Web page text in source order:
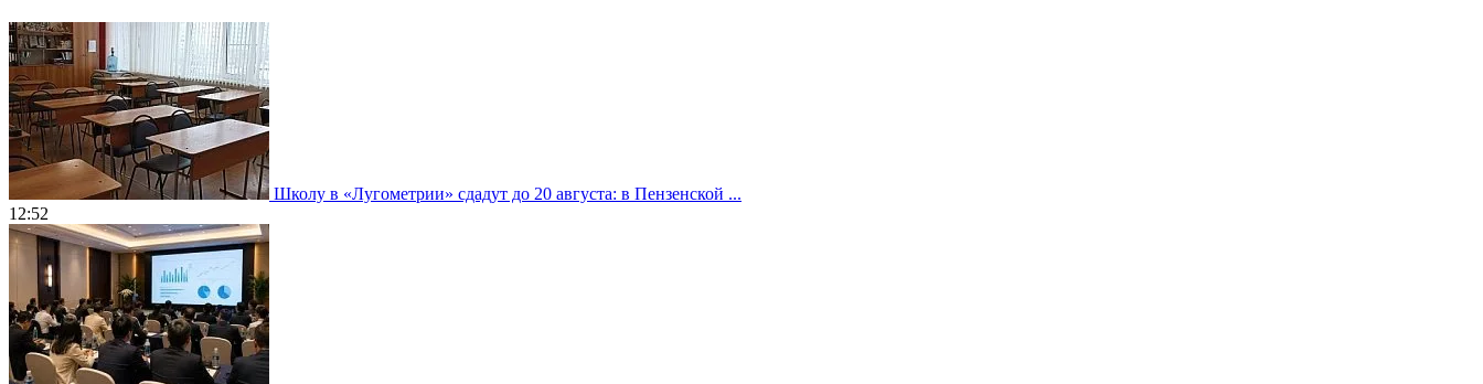
Школу в «Лугометрии» сдадут до 20 августа: в Пензенской ...
12:52